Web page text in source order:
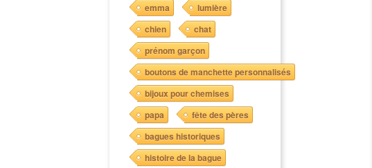
emma
lumière
chien
chat
prénom garçon
boutons de manchette personnalisés
bijoux pour chemises
papa
fête des pères
bagues historiques
histoire de la bague